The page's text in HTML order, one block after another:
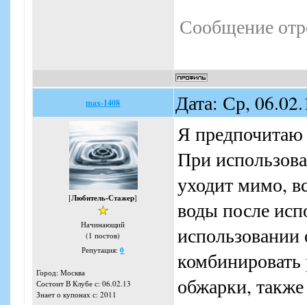
Сообщение
max-1408 Дата: Ср,
[Любитель-Стажер]
Начинающий
(1 постов)
Репутация:0
Город: Москва
Состоит В Клубе с: 06.02.13
Знает о купонах с: 2011
Я предпочитаю
При
уходит мимо,
воды после
комбинировать
обжарки,